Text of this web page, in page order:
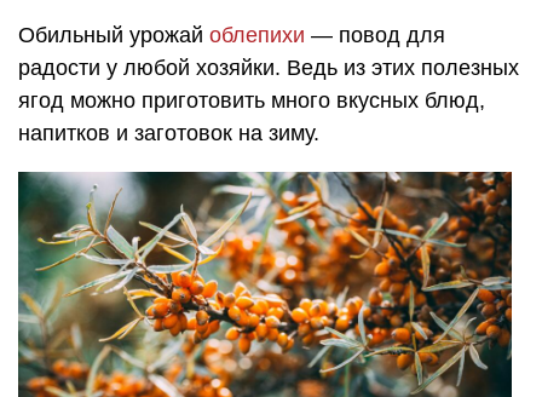
Обильный урожай облепихи — повод для
радости у любой хозяйки. Ведь из этих полезных
ягод можно приготовить много вкусных блюд,
напитков и заготовок на зиму.